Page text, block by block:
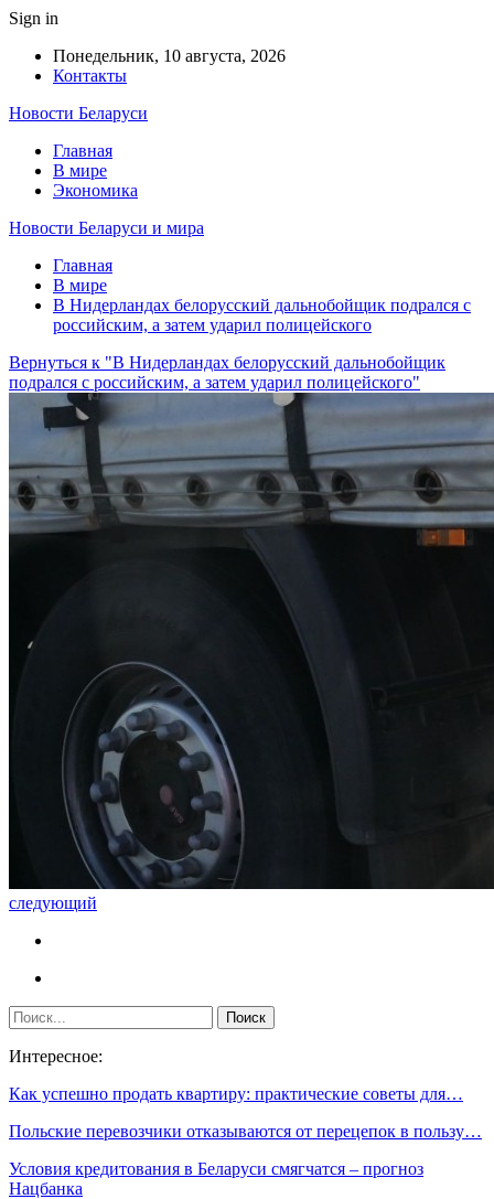
Sign in
Понедельник, 10 августа, 2026
Контакты
Новости Беларуси
Главная
В мире
Экономика
Новости Беларуси и мира
Главная
В мире
В Нидерландах белорусский дальнобойщик подрался с
российским, а затем ударил полицейского
Вернуться к "В Нидерландах белорусский дальнобойщик
подрался с российским, а затем ударил полицейского"
следующий
Интересное:
Как успешно продать квартиру: практические советы для…
Польские перевозчики отказываются от перецепок в пользу…
Условия кредитования в Беларуси смягчатся – прогноз
Нацбанка